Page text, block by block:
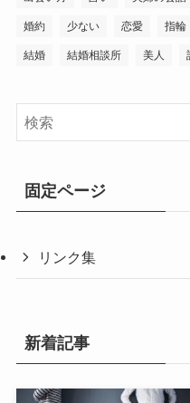
婚約 少ない 恋愛 指輪
結婚 結婚相談所 美人
固定ページ
リンク集
新着記事